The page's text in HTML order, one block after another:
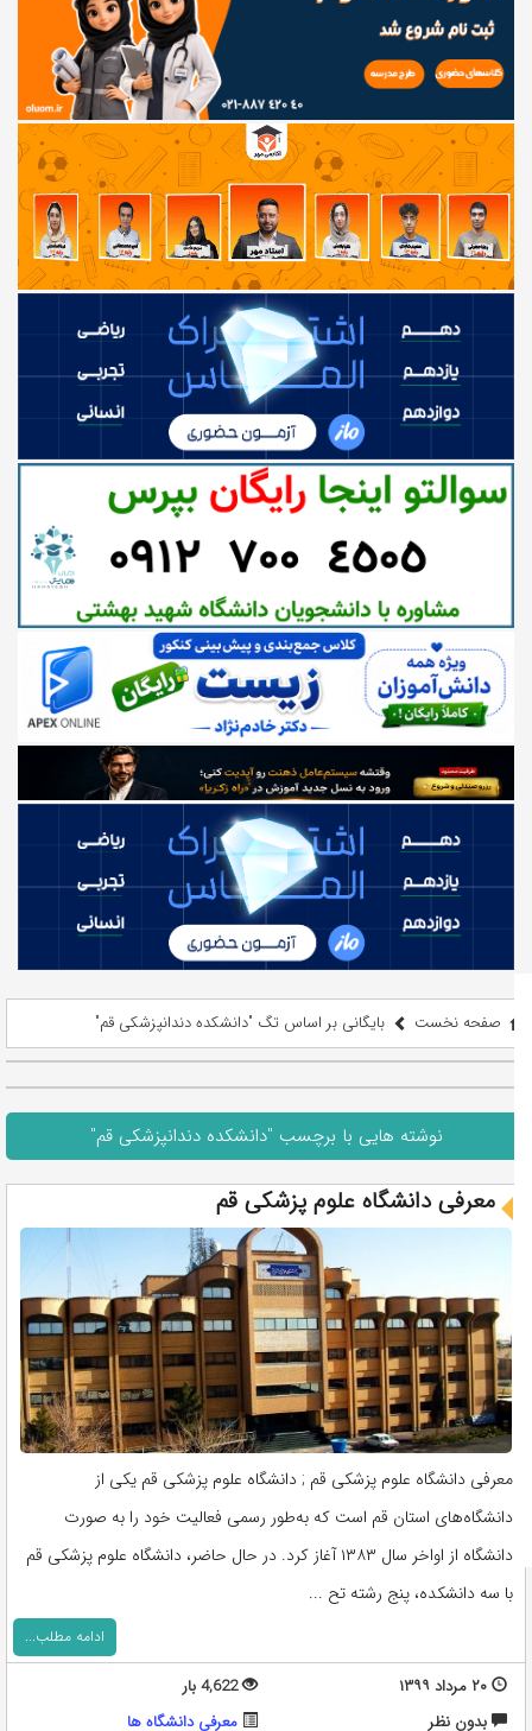
صفحه نخست بایگانی بر اساس تگ "دانشکده دندانپزشکی قم"
نوشته هایی با برچسب "دانشکده دندانپزشکی قم"
معرفی دانشگاه علوم پزشکی قم
معرفی دانشگاه علوم پزشکی قم ; دانشگاه علوم پزشکی قم یکی از
دانشگاه‌های استان قم است که به‌طور رسمی فعالیت خود را به صورت
دانشگاه از اواخر سال ۱۳۸۳ آغاز کرد. در حال حاضر، دانشگاه علوم پزشکی قم
با سه دانشکده، پنج رشته تح ...
ادامه مطلب...
۲۰ مرداد ۱۳۹۹
4,622 بار
بدون نظر
معرفی دانشگاه ها